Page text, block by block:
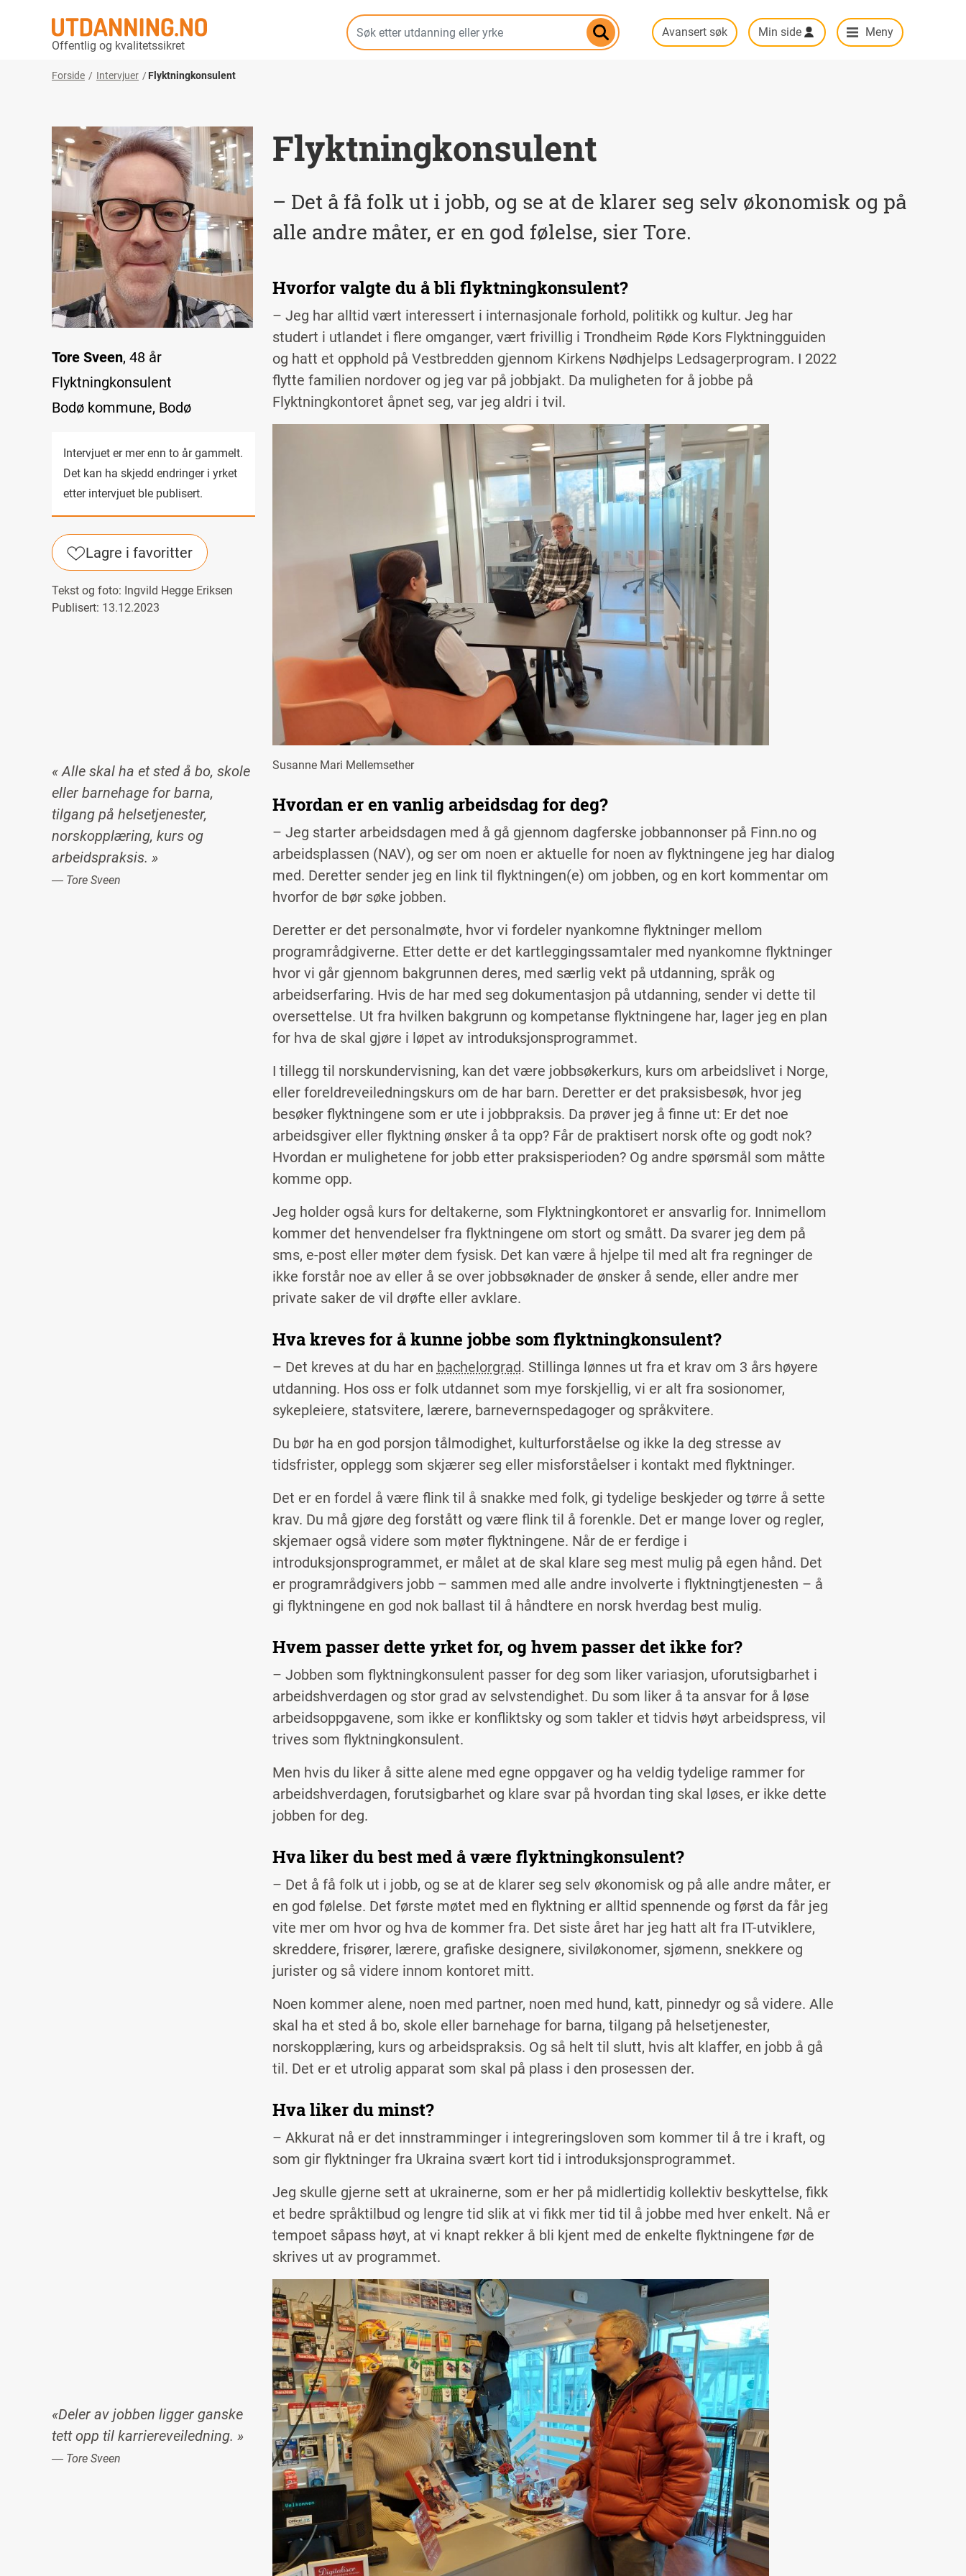
hovedinnhold
Offentlig og kvalitetssikret
Avansert søk Min side Meny
Forside Intervjuer Flyktningkonsulent
Flyktningkonsulent
– Det å få folk ut i jobb, og se at de klarer seg selv økonomisk og på
alle andre måter, er en god følelse, sier Tore.
Tore Sveen, 48 år
Flyktningkonsulent
Bodø kommune, Bodø
Intervjuet er mer enn to år gammelt.
Det kan ha skjedd endringer i yrket
etter intervjuet ble publisert.
Lagre i favoritter
Tekst og foto: Ingvild Hegge Eriksen
Publisert: 13.12.2023
« Alle skal ha et sted å bo, skole
eller barnehage for barna,
tilgang på helsetjenester,
norskopplæring, kurs og
arbeidspraksis. »
― Tore Sveen
«Deler av jobben ligger ganske
tett opp til karriereveiledning. »
― Tore Sveen
Hvorfor valgte du å bli flyktningkonsulent?
– Jeg har alltid vært interessert i internasjonale forhold, politikk og kultur. Jeg har
studert i utlandet i flere omganger, vært frivillig i Trondheim Røde Kors Flyktningguiden
og hatt et opphold på Vestbredden gjennom Kirkens Nødhjelps Ledsagerprogram. I 2022
flytte familien nordover og jeg var på jobbjakt. Da muligheten for å jobbe på
Flyktningkontoret åpnet seg, var jeg aldri i tvil.
Susanne Mari Mellemsether
Hvordan er en vanlig arbeidsdag for deg?
– Jeg starter arbeidsdagen med å gå gjennom dagferske jobbannonser på Finn.no og
arbeidsplassen (NAV), og ser om noen er aktuelle for noen av flyktningene jeg har dialog
med. Deretter sender jeg en link til flyktningen(e) om jobben, og en kort kommentar om
hvorfor de bør søke jobben.
Deretter er det personalmøte, hvor vi fordeler nyankomne flyktninger mellom
programrådgiverne. Etter dette er det kartleggingssamtaler med nyankomne flyktninger
hvor vi går gjennom bakgrunnen deres, med særlig vekt på utdanning, språk og
arbeidserfaring. Hvis de har med seg dokumentasjon på utdanning, sender vi dette til
oversettelse. Ut fra hvilken bakgrunn og kompetanse flyktningene har, lager jeg en plan
for hva de skal gjøre i løpet av introduksjonsprogrammet.
I tillegg til norskundervisning, kan det være jobbsøkerkurs, kurs om arbeidslivet i Norge,
eller foreldreveiledningskurs om de har barn. Deretter er det praksisbesøk, hvor jeg
besøker flyktningene som er ute i jobbpraksis. Da prøver jeg å finne ut: Er det noe
arbeidsgiver eller flyktning ønsker å ta opp? Får de praktisert norsk ofte og godt nok?
Hvordan er mulighetene for jobb etter praksisperioden? Og andre spørsmål som måtte
komme opp.
Jeg holder også kurs for deltakerne, som Flyktningkontoret er ansvarlig for. Innimellom
kommer det henvendelser fra flyktningene om stort og smått. Da svarer jeg dem på
sms, e-post eller møter dem fysisk. Det kan være å hjelpe til med alt fra regninger de
ikke forstår noe av eller å se over jobbsøknader de ønsker å sende, eller andre mer
private saker de vil drøfte eller avklare.
Hva kreves for å kunne jobbe som flyktningkonsulent?
– Det kreves at du har en bachelorgrad. Stillinga lønnes ut fra et krav om 3 års høyere
utdanning. Hos oss er folk utdannet som mye forskjellig, vi er alt fra sosionomer,
sykepleiere, statsvitere, lærere, barnevernspedagoger og språkvitere.
Du bør ha en god porsjon tålmodighet, kulturforståelse og ikke la deg stresse av
tidsfrister, opplegg som skjærer seg eller misforståelser i kontakt med flyktninger.
Det er en fordel å være flink til å snakke med folk, gi tydelige beskjeder og tørre å sette
krav. Du må gjøre deg forstått og være flink til å forenkle. Det er mange lover og regler,
skjemaer også videre som møter flyktningene. Når de er ferdige i
introduksjonsprogrammet, er målet at de skal klare seg mest mulig på egen hånd. Det
er programrådgivers jobb – sammen med alle andre involverte i flyktningtjenesten – å
gi flyktningene en god nok ballast til å håndtere en norsk hverdag best mulig.
Hvem passer dette yrket for, og hvem passer det ikke for?
– Jobben som flyktningkonsulent passer for deg som liker variasjon, uforutsigbarhet i
arbeidshverdagen og stor grad av selvstendighet. Du som liker å ta ansvar for å løse
arbeidsoppgavene, som ikke er konfliktsky og som takler et tidvis høyt arbeidspress, vil
trives som flyktningkonsulent.
Men hvis du liker å sitte alene med egne oppgaver og ha veldig tydelige rammer for
arbeidshverdagen, forutsigbarhet og klare svar på hvordan ting skal løses, er ikke dette
jobben for deg.
Hva liker du best med å være flyktningkonsulent?
– Det å få folk ut i jobb, og se at de klarer seg selv økonomisk og på alle andre måter, er
en god følelse. Det første møtet med en flyktning er alltid spennende og først da får jeg
vite mer om hvor og hva de kommer fra. Det siste året har jeg hatt alt fra IT-utviklere,
skreddere, frisører, lærere, grafiske designere, siviløkonomer, sjømenn, snekkere og
jurister og så videre innom kontoret mitt.
Noen kommer alene, noen med partner, noen med hund, katt, pinnedyr og så videre. Alle
skal ha et sted å bo, skole eller barnehage for barna, tilgang på helsetjenester,
norskopplæring, kurs og arbeidspraksis. Og så helt til slutt, hvis alt klaffer, en jobb å gå
til. Det er et utrolig apparat som skal på plass i den prosessen der.
Hva liker du minst?
– Akkurat nå er det innstramminger i integreringsloven som kommer til å tre i kraft, og
som gir flyktninger fra Ukraina svært kort tid i introduksjonsprogrammet.
Jeg skulle gjerne sett at ukrainerne, som er her på midlertidig kollektiv beskyttelse, fikk
et bedre språktilbud og lengre tid slik at vi fikk mer tid til å jobbe med hver enkelt. Nå er
tempoet såpass høyt, at vi knapt rekker å bli kjent med de enkelte flyktningene før de
skrives ut av programmet.
Image